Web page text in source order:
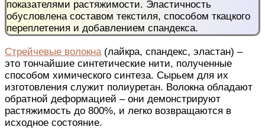
показателями растяжимости. Эластичность
обусловлена составом текстиля, способом ткацкого
переплетения и добавлением спандекса.
Стрейчевые волокна(лайкра, спандекс, эластан) –
это тончайшие синтетические нити, полученные
способом химического синтеза. Сырьем для их
изготовления служит полиуретан. Волокна обладают
обратной деформацией – они демонстрируют
растяжимость до 800%, и легко возвращаются в
исходное состояние.